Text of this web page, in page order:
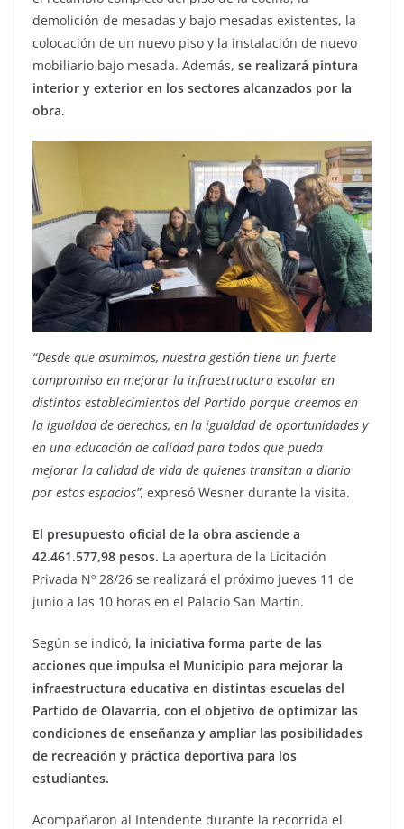
demolición de mesadas y bajo mesadas existentes, la
colocación de un nuevo piso y la instalación de nuevo
mobiliario bajo mesada. Además, se realizará pintura
interior y exterior en los sectores alcanzados por la
obra.
“Desde que asumimos, nuestra gestión tiene un fuerte
compromiso en mejorar la infraestructura escolar en
distintos establecimientos del Partido porque creemos en
la igualdad de derechos, en la igualdad de oportunidades y
en una educación de calidad para todos que pueda
mejorar la calidad de vida de quienes transitan a diario
por estos espacios”, expresó Wesner durante la visita.
El presupuesto oficial de la obra asciende a
42.461.577,98 pesos. La apertura de la Licitación
Privada Nº 28/26 se realizará el próximo jueves 11 de
junio a las 10 horas en el Palacio San Martín.
Según se indicó, la iniciativa forma parte de las
acciones que impulsa el Municipio para mejorar la
infraestructura educativa en distintas escuelas del
Partido de Olavarría, con el objetivo de optimizar las
condiciones de enseñanza y ampliar las posibilidades
de recreación y práctica deportiva para los
estudiantes.
Acompañaron al Intendente durante la recorrida el